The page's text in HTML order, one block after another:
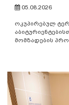
05.08.2026
ოკუპირებულ
მომზადების